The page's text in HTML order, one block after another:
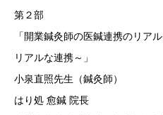
第２部
「開業鍼灸師の医鍼連携のリア
リアルな連携～」
小泉直照先生（鍼灸師）
はり処 愈鍼 院長